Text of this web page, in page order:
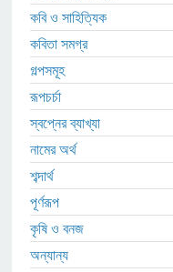
কবি ও সাহিত্যিক
কবিতা সমগ্র
গল্পসমূহ
রূপচর্চা
স্বপ্নের ব্যাখ্যা
নামের অর্থ
শব্দার্থ
পূর্ণরূপ
কৃষি ও বনজ
অন্যান্য